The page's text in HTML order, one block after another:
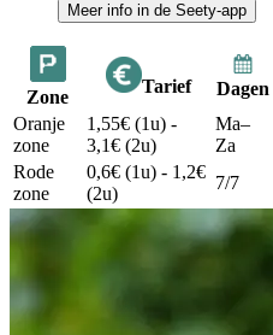
Meer info in de Seety-app
Zone
Tarief Dagen
Oranje
zone
1,55€ (1u) -
3,1€ (2u)
Ma–
Za
Rode
zone
0,6€ (1u) - 1,2€
(2u)
7/7